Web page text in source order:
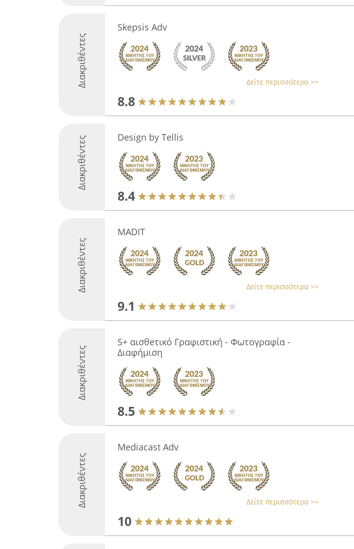
Διακριθέντες
Skepsis Adv
Δείτε περισσότερα >>
8.8
Διακριθέντες Design by Τellis
8.4
Διακριθέντες
MADIT
Δείτε περισσότερα >>
9.1
Διακριθέντες
S+ αισθeτικό Γραφιστική - Φωτογραφία -
Διαφήμιση
8.5
Διακριθέντες
Mediacast Adv
Δείτε περισσότερα >>
10